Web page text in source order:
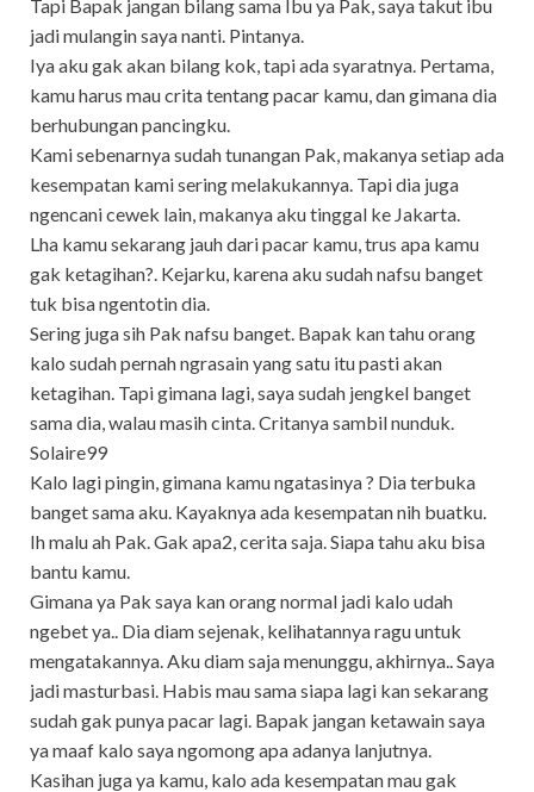
Tapi Bapak jangan bilang sama Ibu ya Pak, saya takut ibu
jadi mulangin saya nanti. Pintanya.
Iya aku gak akan bilang kok, tapi ada syaratnya. Pertama,
kamu harus mau crita tentang pacar kamu, dan gimana dia
berhubungan pancingku.
Kami sebenarnya sudah tunangan Pak, makanya setiap ada
kesempatan kami sering melakukannya. Tapi dia juga
ngencani cewek lain, makanya aku tinggal ke Jakarta.
Lha kamu sekarang jauh dari pacar kamu, trus apa kamu
gak ketagihan?. Kejarku, karena aku sudah nafsu banget
tuk bisa ngentotin dia.
Sering juga sih Pak nafsu banget. Bapak kan tahu orang
kalo sudah pernah ngrasain yang satu itu pasti akan
ketagihan. Tapi gimana lagi, saya sudah jengkel banget
sama dia, walau masih cinta. Critanya sambil nunduk.
Solaire99
Kalo lagi pingin, gimana kamu ngatasinya ? Dia terbuka
banget sama aku. Kayaknya ada kesempatan nih buatku.
Ih malu ah Pak. Gak apa2, cerita saja. Siapa tahu aku bisa
bantu kamu.
Gimana ya Pak saya kan orang normal jadi kalo udah
ngebet ya.. Dia diam sejenak, kelihatannya ragu untuk
mengatakannya. Aku diam saja menunggu, akhirnya.. Saya
jadi masturbasi. Habis mau sama siapa lagi kan sekarang
sudah gak punya pacar lagi. Bapak jangan ketawain saya
ya maaf kalo saya ngomong apa adanya lanjutnya.
Kasihan juga ya kamu, kalo ada kesempatan mau gak